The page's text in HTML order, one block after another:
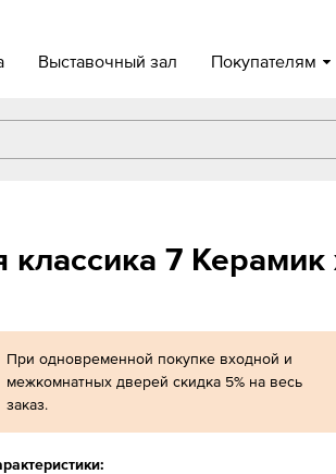
Выставочный зал Покупателям
классика 7
При одновременной покупке входной и
межкомнатных дверей скидка 5% на весь
заказ.